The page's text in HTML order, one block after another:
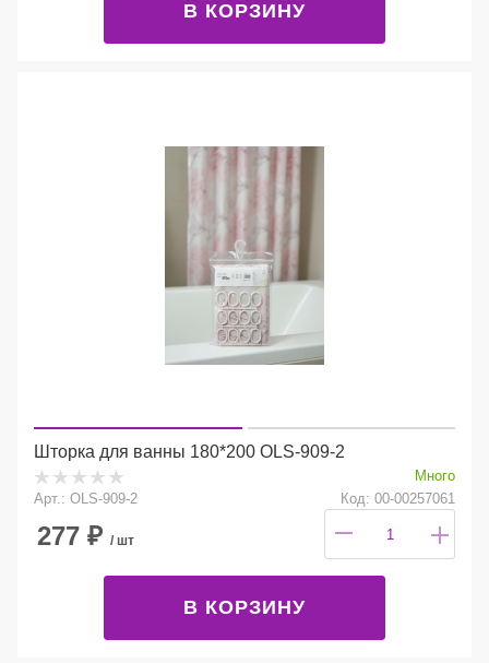
В КОРЗИНУ
Шторка для ванны 180*200 OLS-909-2
Много
Арт.: OLS-909-2
Код: 00-00257061
277 ₽ / шт
В КОРЗИНУ